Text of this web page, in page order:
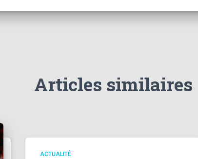
Articles similaires
ACTUALITÉ